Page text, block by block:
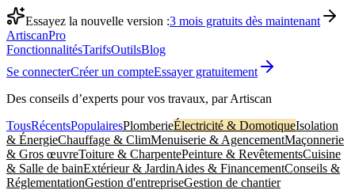
Essayez la nouvelle version :3 mois gratuits dès maintenant
ArtiscanPro
FonctionnalitésTarifsOutilsBlog
Se connecterCréer un compteEssayer gratuitement
Des conseils d’experts pour vos travaux, par Artiscan
TousRécentsPopulairesPlomberieÉlectricité & DomotiqueIsolation
& ÉnergieChauffage & ClimMenuiserie & AgencementMaçonnerie
& Gros œuvreToiture & CharpentePeinture & RevêtementsCuisine
& Salle de bainExtérieur & JardinAides & FinancementConseils &
RéglementationGestion d'entrepriseGestion de chantier